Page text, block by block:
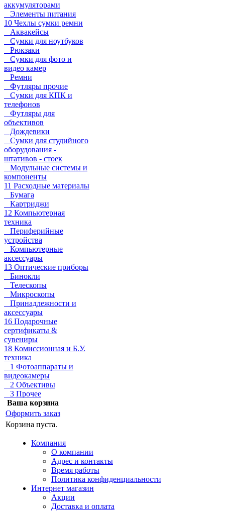
аккумуляторами
Элементы питания
10 Чехлы сумки ремни
Аквакейсы
Сумки для ноутбуков
Рюкзаки
Сумки для фото и
видео камер
Ремни
Футляры прочие
Сумки для КПК и
телефонов
Футляры для
объективов
Дождевики
Сумки для студийного
оборудования -
штативов - стоек
Модульные системы и
компоненты
11 Расходные материалы
Бумага
Картриджи
12 Компьютерная
техника
Периферийные
устройства
Компьютерные
аксессуары
13 Оптические приборы
Бинокли
Телескопы
Микроскопы
Принадлежности и
аксессуары
16 Подарочные
сертификаты &
сувениры
18 Комиссионная и Б.У.
техника
1 Фотоаппараты и
видеокамеры
2 Объективы
3 Прочее
Ваша корзина
Оформить заказ
Корзина пуста.
Компания
О компании
Адрес и контакты
Время работы
Политика конфиденциальности
Интернет магазин
Акции
Доставка и оплата